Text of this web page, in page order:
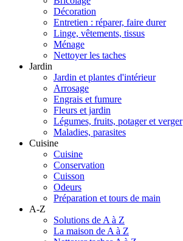
Décoration
Entretien : réparer, faire durer
Linge, vêtements, tissus
Ménage
Nettoyer les taches
Jardin
Jardin et plantes d'intérieur
Arrosage
Engrais et fumure
Fleurs et jardin
Légumes, fruits, potager et verger
Maladies, parasites
Cuisine
Cuisine
Conservation
Cuisson
Odeurs
Préparation et tours de main
A-Z
Solutions de A à Z
La maison de A à Z